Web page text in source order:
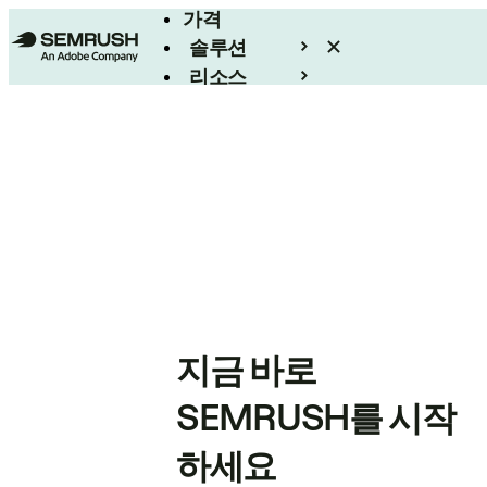
가격
솔루션
리소스
지금 바로
SEMRUSH를 시작
하세요